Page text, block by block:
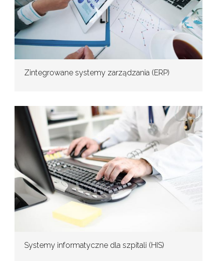
Zintegrowane systemy zarządzania (ERP)
Systemy informatyczne dla szpitali (HIS)